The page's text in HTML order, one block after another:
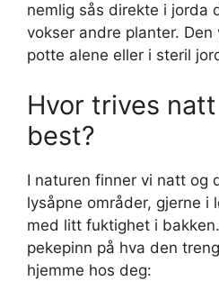
nemlig sås direkte i jorda
vokser andre planter. Den
potte alene eller i steril
Hvor trives
best?
I naturen finner vi natt og
lysåpne områder, gjerne i
med litt fuktighet i
pekepinn på hva den
hjemme hos deg: